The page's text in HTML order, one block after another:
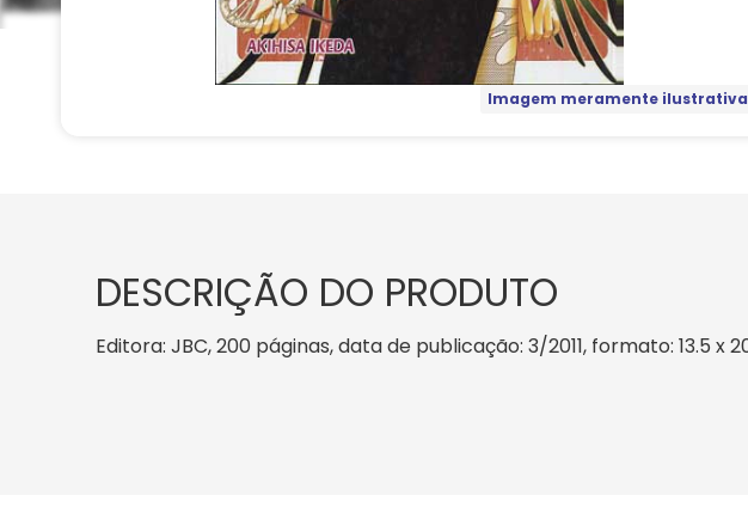
Imagem meramente ilustrativa
DESCRIÇÃO DO PRODUTO
Editora: JBC, 200 páginas, data de publicação: 3/2011, formato: 13.5